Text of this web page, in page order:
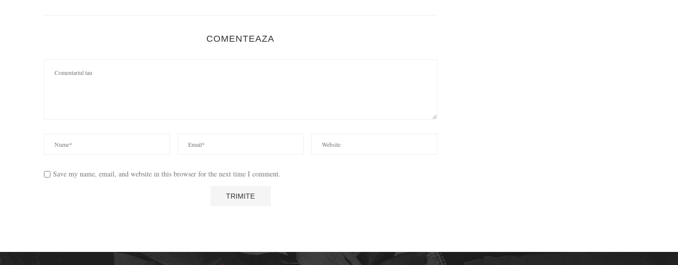
COMENTEAZA
Save my name, email, and website in this browser for the next time I comment.